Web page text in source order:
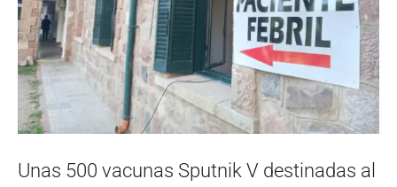
Unas 500 vacunas Sputnik V destinadas al